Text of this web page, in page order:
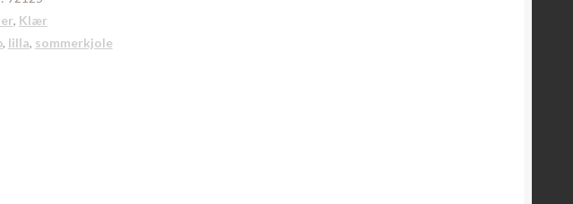
, Klær
, lilla, sommerkjole